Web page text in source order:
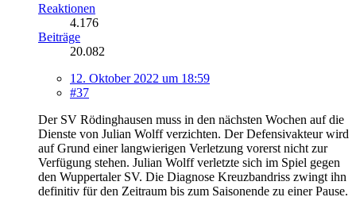
Reaktionen
4.176
Beiträge
20.082
12. Oktober 2022 um 18:59
#37
Der SV Rödinghausen muss in den nächsten Wochen auf die
Dienste von Julian Wolff verzichten. Der Defensivakteur wird
auf Grund einer langwierigen Verletzung vorerst nicht zur
Verfügung stehen. Julian Wolff verletzte sich im Spiel gegen
den Wuppertaler SV. Die Diagnose Kreuzbandriss zwingt ihn
definitiv für den Zeitraum bis zum Saisonende zu einer Pause.